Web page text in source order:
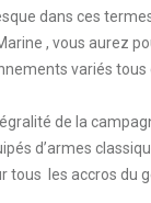
dans ces
, vous aurez
variés
de la
d’armes
tous les accros du